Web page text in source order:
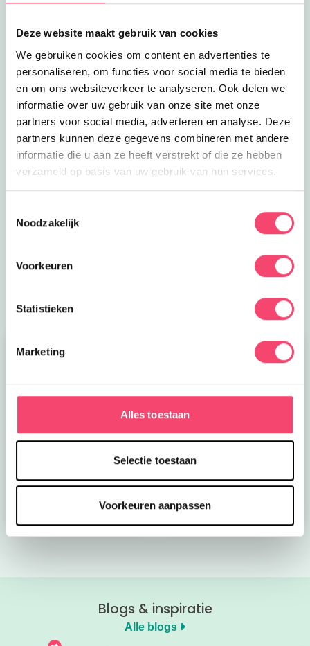
Deze website maakt gebruik van cookies
We gebruiken cookies om content en advertenties te
personaliseren, om functies voor social media te bieden
en om ons websiteverkeer te analyseren. Ook delen we
informatie over uw gebruik van onze site met onze
partners voor social media, adverteren en analyse. Deze
partners kunnen deze gegevens combineren met andere
informatie die u aan ze heeft verstrekt of die ze hebben
verzameld op basis van uw gebruik van hun services.
Noodzakelijk
Voorkeuren
Statistieken
Marketing
Alles toestaan
Selectie toestaan
Voorkeuren aanpassen
Zomervakantie bij het NMM
stoere activiteiten voor kids bij het Nationaal Militair
Museum. Wie is het snelste op de stormbaan? Rijd zelf
Kroon op de taart bij
Onze favoriete
Blogs & inspiratie
Alle blogs